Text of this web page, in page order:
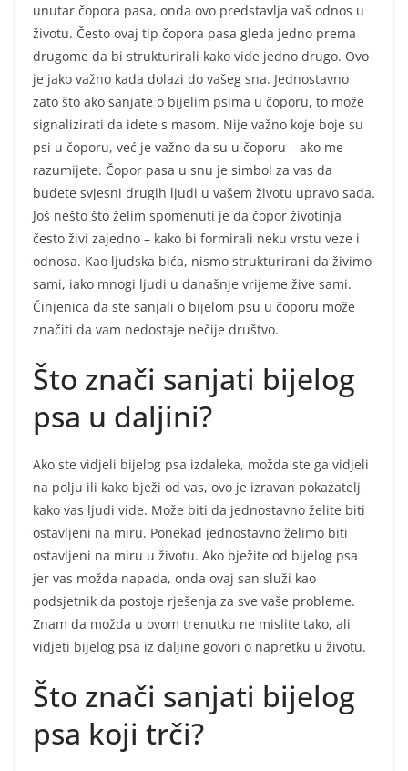
unutar čopora pasa, onda ovo predstavlja vaš odnos u
životu. Često ovaj tip čopora pasa gleda jedno prema
drugome da bi strukturirali kako vide jedno drugo. Ovo
je jako važno kada dolazi do vašeg sna. Jednostavno
zato što ako sanjate o bijelim psima u čoporu, to može
signalizirati da idete s masom. Nije važno koje boje su
psi u čoporu, već je važno da su u čoporu – ako me
razumijete. Čopor pasa u snu je simbol za vas da
budete svjesni drugih ljudi u vašem životu upravo sada.
Još nešto što želim spomenuti je da čopor životinja
često živi zajedno – kako bi formirali neku vrstu veze i
odnosa. Kao ljudska bića, nismo strukturirani da živimo
sami, iako mnogi ljudi u današnje vrijeme žive sami.
Činjenica da ste sanjali o bijelom psu u čoporu može
značiti da vam nedostaje nečije društvo.
Što znači sanjati bijelog
psa u daljini?
Ako ste vidjeli bijelog psa izdaleka, možda ste ga vidjeli
na polju ili kako bježi od vas, ovo je izravan pokazatelj
kako vas ljudi vide. Može biti da jednostavno želite biti
ostavljeni na miru. Ponekad jednostavno želimo biti
ostavljeni na miru u životu. Ako bježite od bijelog psa
jer vas možda napada, onda ovaj san služi kao
podsjetnik da postoje rješenja za sve vaše probleme.
Znam da možda u ovom trenutku ne mislite tako, ali
vidjeti bijelog psa iz daljine govori o napretku u životu.
Što znači sanjati bijelog
psa koji trči?